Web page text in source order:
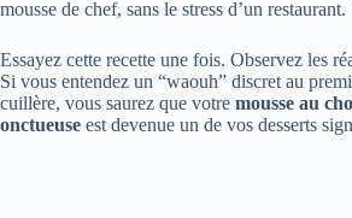
mousse de chef, sans le stress d’un restaurant.
Essayez cette recette une fois. Observez les
Si vous entendez un “waouh” discret au
cuillère, vous saurez que votre mousse au
onctueuse est devenue un de vos desserts